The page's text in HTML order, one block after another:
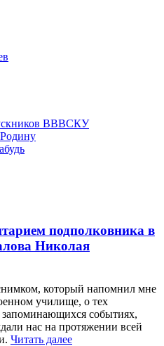
ВВВСКУ
подполковника в
Николая
который напомнил мне
училище, о тех
запоминающихся событиях,
нас на протяжении всей
Читать далее